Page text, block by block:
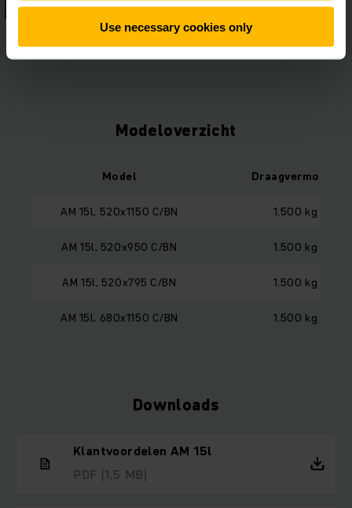
Use necessary cookies only
Modeloverzicht
Model Draagvermogen
AM 15l, 520x1150 C/BN 1.500 kg
AM 15l, 520x950 C/BN 1.500 kg
AM 15l, 520x795 C/BN 1.500 kg
AM 15l, 680x1150 C/BN 1.500 kg
Downloads
Klantvoordelen AM 15l
PDF (1,5 MB)